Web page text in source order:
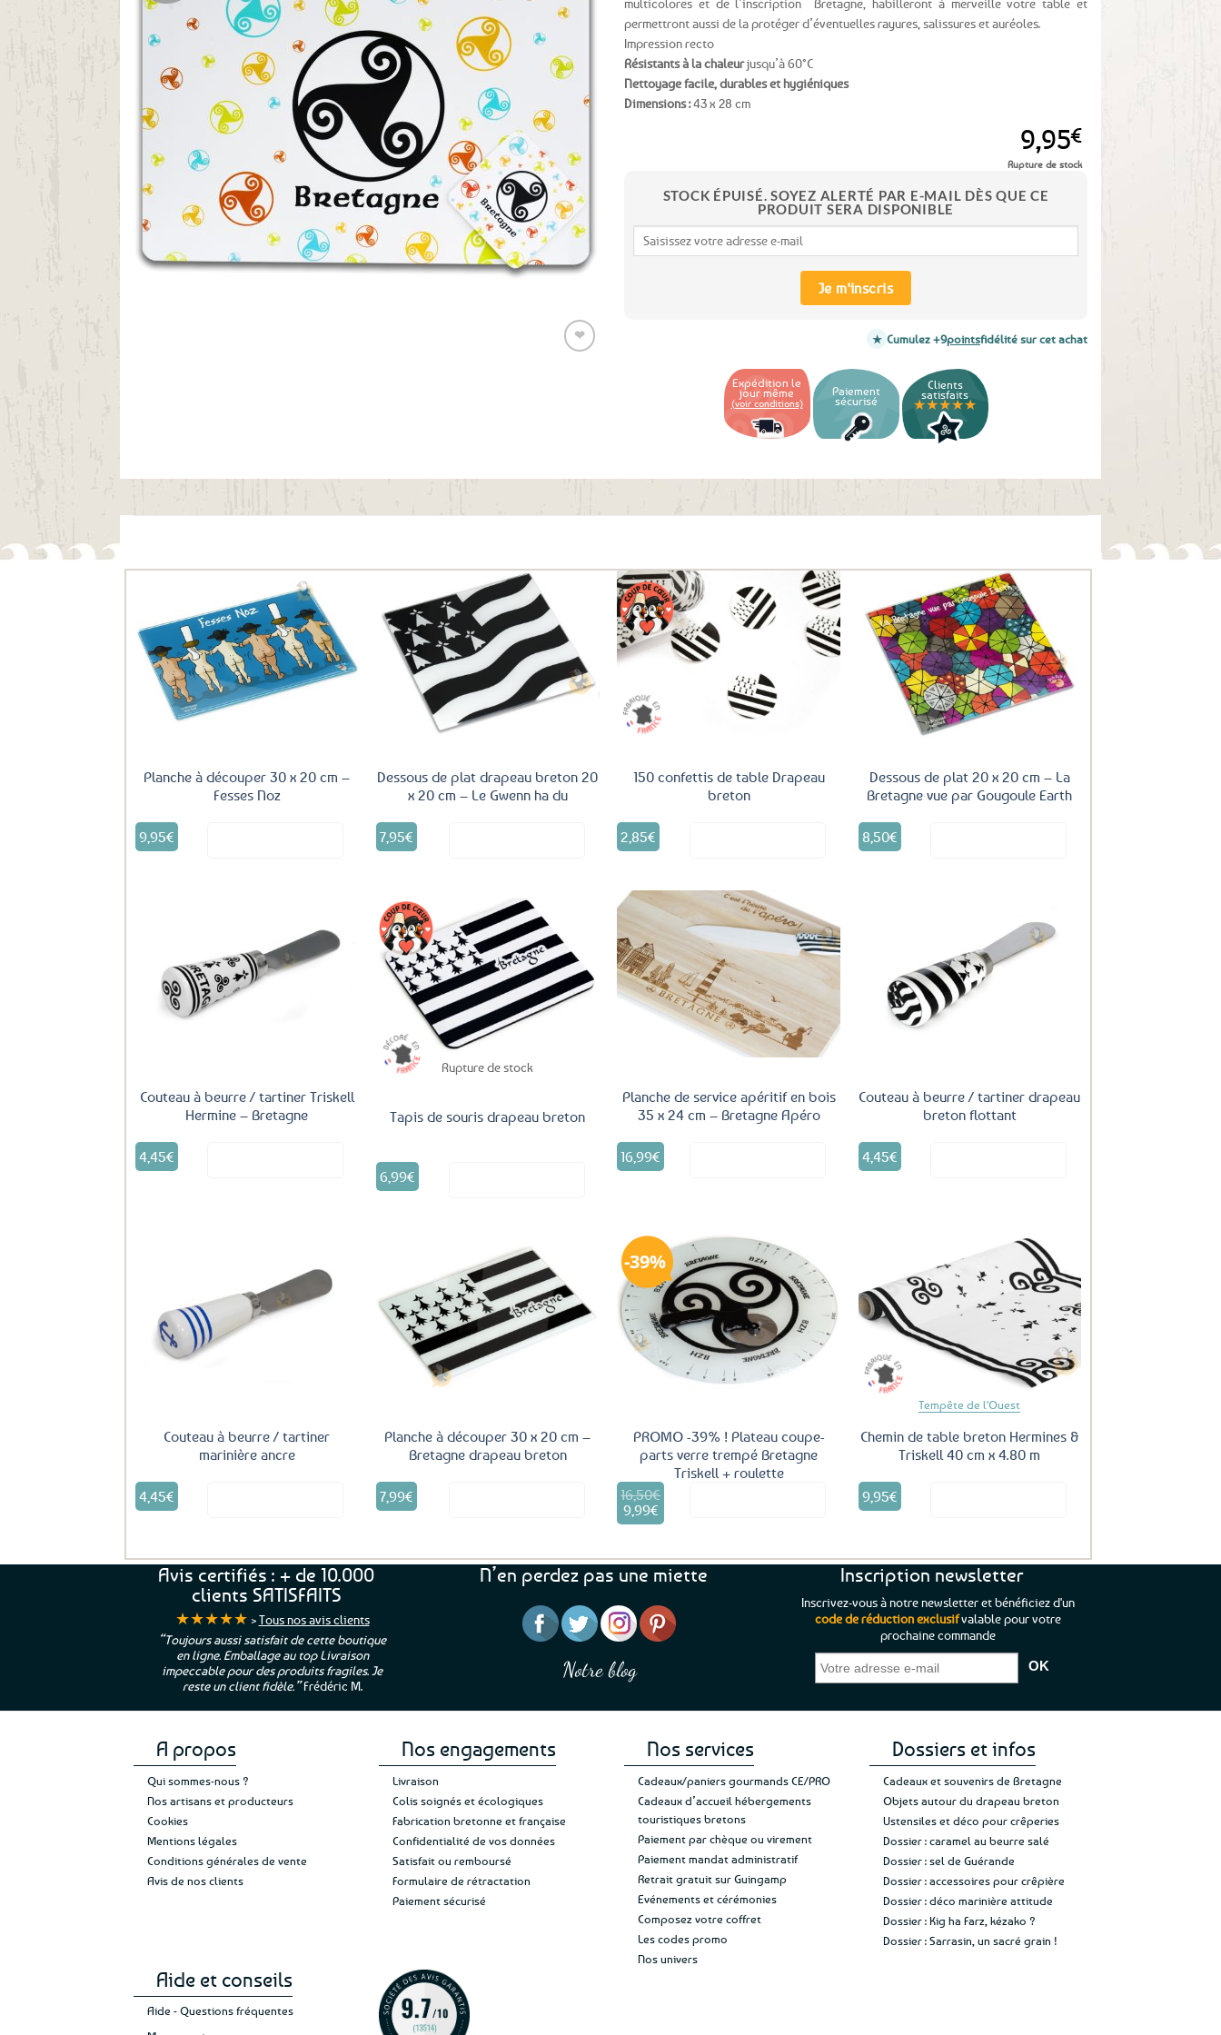
Ajouter
favoris
❤
multicolores et de l’inscription “Bretagne, habilleront à merveille votre table et
permettront aussi de la protéger d’éventuelles rayures, salissures et auréoles.
Impression recto
Résistants à la chaleurjusqu’à 60°C
Nettoyage facile, durables et hygiéniques
Dimensions :43 x 28 cm
9,95€
Rupture de stock
STOCK ÉPUISÉ. SOYEZ ALERTÉ PAR E-MAIL DÈS QUE CE
PRODUIT SERA DISPONIBLE
Je m'inscris
Cumulez +9pointsfidélité sur cet achat
Expédition le
jour même
(voir conditions)
Paiement
sécurisé
Clients
satisfaits
★★★★★
Ajouter
aux
favoris
Planche à découper 30 x 20 cm –
Fesses Noz
9,95€
Ajouter
favoris
Dessous de plat drapeau breton 20
x 20 cm – Le Gwenn ha du
7,95€
Ajouter
aux
150 confettis de table Drapeau
breton
2,85€
Ajouter
aux
favoris
Dessous de plat 20 x 20 cm – La
Bretagne vue par Gougoule Earth
8,50€
Ajouter
Couteau à beurre / tartiner Triskell
Hermine – Bretagne
4,45€
Ajouter
aux
favoris
Rupture de stock
Tapis de souris drapeau breton
6,99€
Ajouter
favoris
Planche de service apéritif en bois
35 x 24 cm – Bretagne Apéro
16,99€
Couteau à beurre / tartiner drapeau
breton flottant
4,45€
Ajouter
Couteau à beurre / tartiner
marinière ancre
4,45€
Ajouter
aux
favoris
Planche à découper 30 x 20 cm –
Bretagne drapeau breton
7,99€
39%
Ajouter
favoris
PROMO -39% ! Plateau coupe-
parts verre trempé Bretagne
Triskell + roulette
16,50€
Le
prix
initial
9,99€
Le
est :
9,99€.
aux
favoris
Tempête de l'Ouest
Chemin de table breton Hermines &
Triskell 40 cm x 4.80 m
9,95€
Avis certifiés : + de 10.000
clients SATISFAITS
★★★★★ >Tous nos avis clients
“Toujours aussi satisfait de cette boutique
en ligne. Emballage au top Livraison
impeccable pour des produits fragiles. Je
reste un client fidèle.”Frédéric M.
“Une boutique que je recommande pour
leur sérieux, des bons et beaux produits
et une équipe à l’écoute :-)”Patricia M.
“J’ai mis 5 étoiles parce que je pouvais pas
en mettre 6 ;)
Je suis plus que satisfaite de mon achat et
de ma livraison. Ne changez rien”Jade C.
“C’est agréable et tout aussi rassurant
de constater qu’il n’y a pas de petite
commande, mais un client à satisfaire.”
N’en perdez pas une miette
Notre blog
Inscription newsletter
Inscrivez-vous à notre newsletter et bénéficiez d'un
code de réduction exclusifvalable pour votre
prochaine commande
A propos
Qui sommes-nous ?
Nos artisans et producteurs
Cookies
Mentions légales
Conditions générales de vente
Avis de nos clients
Nos engagements
Livraison
Colis soignés et écologiques
Fabrication bretonne et française
Confidentialité de vos données
Satisfait ou remboursé
Formulaire de rétractation
Paiement sécurisé
Nos services
Cadeaux/paniers gourmands CE/PRO
Cadeaux d’accueil hébergements
touristiques bretons
Paiement par chèque ou virement
Paiement mandat administratif
Retrait gratuit sur Guingamp
Evénements et cérémonies
Composez votre coffret
Les codes promo
Nos univers
Dossiers et infos
Cadeaux et souvenirs de Bretagne
Objets autour du drapeau breton
Ustensiles et déco pour crêperies
Dossier : caramel au beurre salé
Dossier : sel de Guérande
Dossier : accessoires pour crêpière
Dossier : déco marinière attitude
Dossier : Kig ha Farz, kézako ?
Dossier : Sarrasin, un sacré grain !
Aide et conseils
Aide - Questions fréquentes